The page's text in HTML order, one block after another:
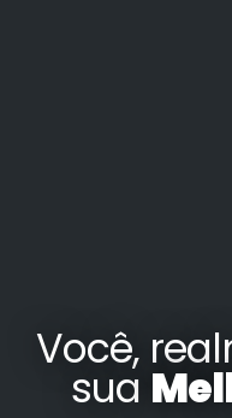
Você,
sua